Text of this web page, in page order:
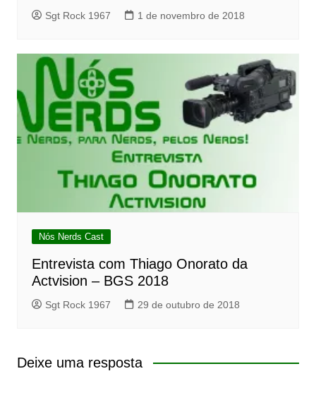
Sgt Rock 1967 1 de novembro de 2018
Nós Nerds Cast
Entrevista com Thiago Onorato da
Actvision – BGS 2018
Sgt Rock 1967 29 de outubro de 2018
Deixe uma resposta